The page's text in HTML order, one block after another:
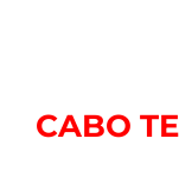
CABO